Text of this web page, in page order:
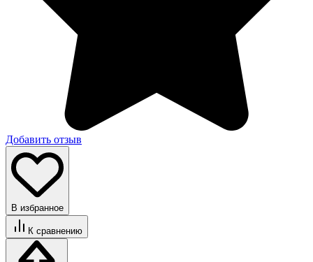
Добавить отзыв
В избранное
К сравнению